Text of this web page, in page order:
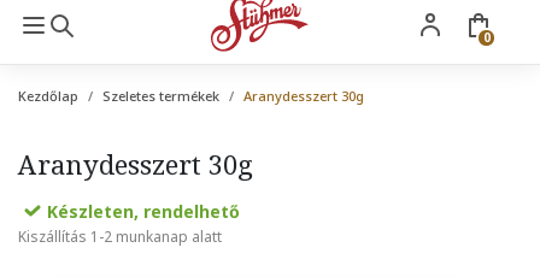
0
Kezdőlap Szeletes termékek Aranydesszert 30g
Aranydesszert 30g
Készleten, rendelhető
Kiszállítás 1-2 munkanap alatt